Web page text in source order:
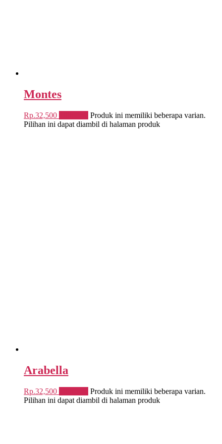
Montes
Rp.32,500
Produk ini memiliki beberapa varian.
Pilihan ini dapat diambil di halaman produk
Arabella
Rp.32,500
Produk ini memiliki beberapa varian.
Pilihan ini dapat diambil di halaman produk